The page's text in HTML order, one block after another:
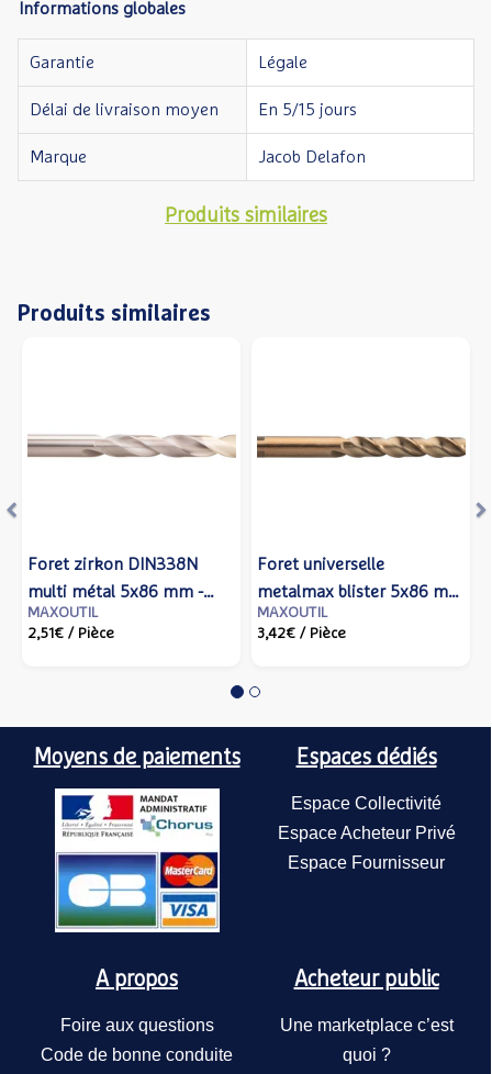
Informations globales
Garantie Légale
Délai de livraison moyen En 5/15 jours
Marque Jacob Delafon
Produits similaires
Produits similaires
Foret zirkon DIN338N
multi métal 5x86 mm -
IZAR - 14758 - Izar cutting
MAXOUTIL
2,51€ / Pièce
Foret universelle
metalmax blister 5x86 mm
- IZAR - 80114 - Izar cutting
MAXOUTIL
3,42€ / Pièce
Moyens de paiements Espaces dédiés
Espace Collectivité
Espace Acheteur Privé
Espace Fournisseur
A propos
Foire aux questions
Code de bonne conduite
Acheteur public
Une marketplace c’est
quoi ?